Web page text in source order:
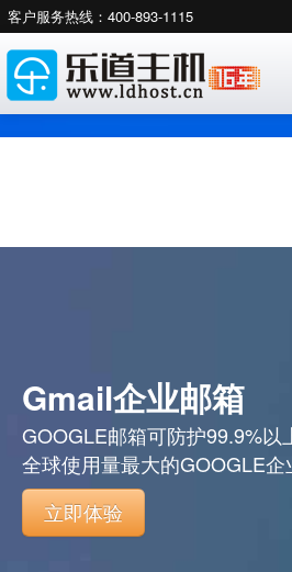
客户服务热线：400-893-1115
Gmail企业邮箱
GOOGLE邮箱可防护99.9%
全球使用量最大的GOOGLE
立即体验